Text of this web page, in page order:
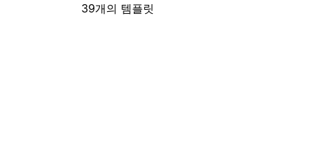
39개의 템플릿